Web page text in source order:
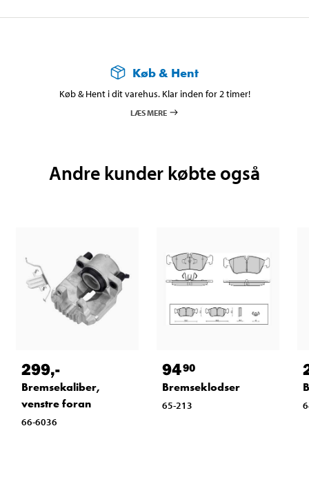
Køb & Hent
Køb & Hent i dit varehus. Klar inden for 2 timer!
LÆS MERE
Andre kunder købte også
299,-
Bremsekaliber,
venstre foran
66-6036
9490
Bremseklodser
65-213